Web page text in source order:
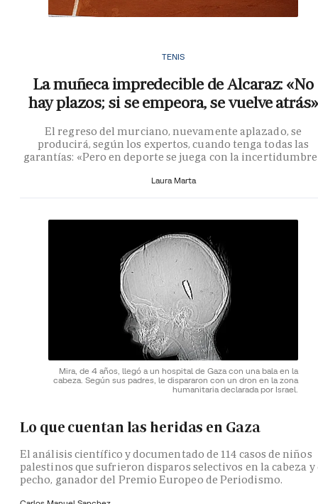
TENIS
La muñeca impredecible de Alcaraz: «No
hay plazos; si se empeora, se vuelve atrás»
El regreso del murciano, nuevamente aplazado, se
producirá, según los expertos, cuando tenga todas las
garantías: «Pero en deporte se juega con la
Laura Marta
Mira, de 4 años, llegó a un hospital de Gaza con una bala en la
cabeza. Según sus padres, le dispararon con un dron en la zona
humanitaria declarada por Israel.
Lo que cuentan las heridas en Gaza
El análisis científico y documentado de 114 casos de niños
palestinos que sufrieron disparos selectivos en la cabeza y
pecho, ganador del Premio Europeo de Periodismo.